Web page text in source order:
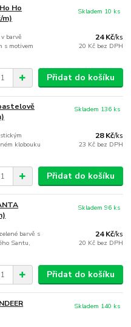
Ho
m)
barvě
s motivem
24 Kč/ks
20 Kč bez DPH
Skladem 10 ks
Přidat do košíku
klobouku
28 Kč/ks
23 Kč bez DPH
Skladem 136 ks
Přidat do košíku
barvě s
Santu,
24 Kč/ks
20 Kč bez DPH
Skladem 96 ks
Přidat do košíku
Skladem 140 ks